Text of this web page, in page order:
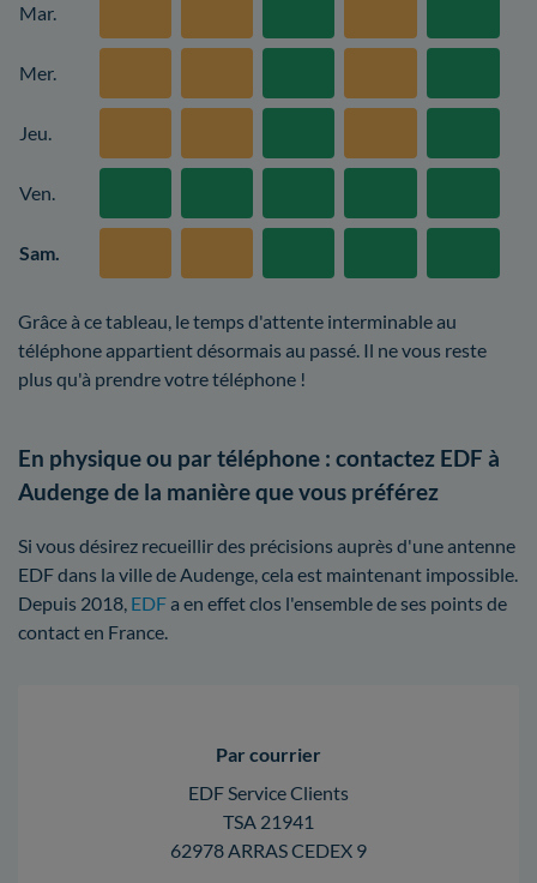
Mar.
Mer.
Jeu.
Ven.
Sam.
Grâce à ce tableau, le temps d'attente interminable au
téléphone appartient désormais au passé. Il ne vous reste
plus qu'à prendre votre téléphone !
En physique ou par téléphone : contactez EDF à
Audenge de la manière que vous préférez
Si vous désirez recueillir des précisions auprès d'une antenne
EDF dans la ville de Audenge, cela est maintenant impossible.
Depuis 2018, EDFa en effet clos l'ensemble de ses points de
contact en France.
Par courrier
EDF Service Clients
TSA 21941
62978 ARRAS CEDEX 9